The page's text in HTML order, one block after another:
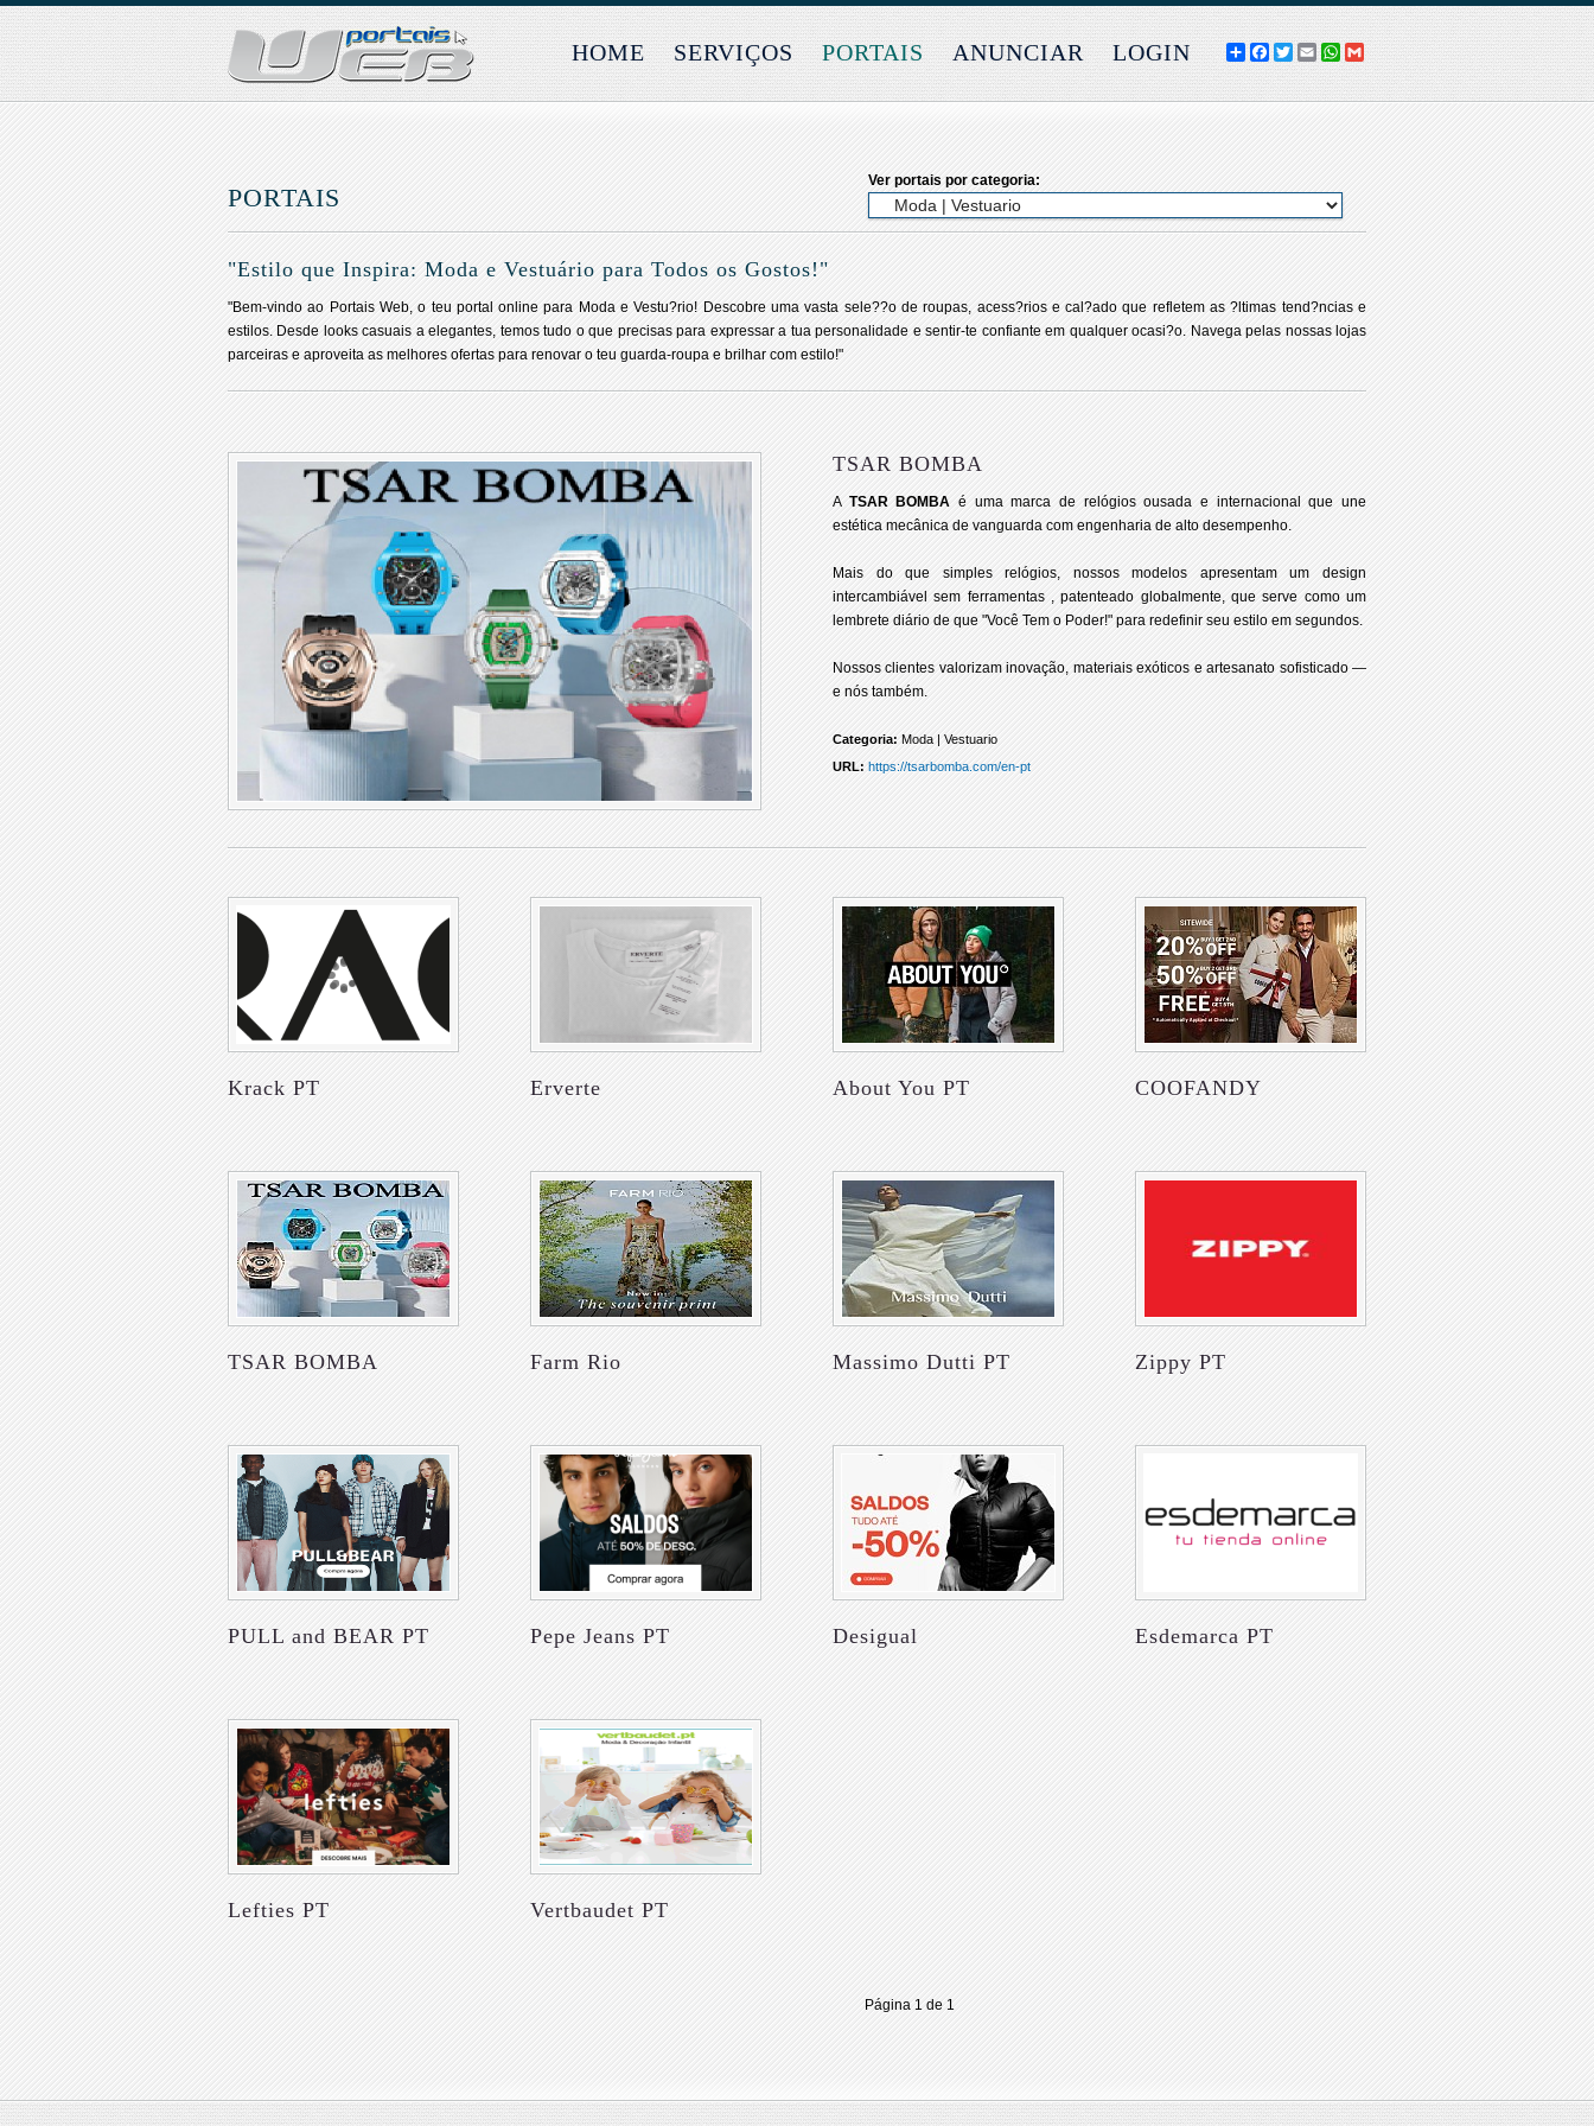
HOME SERVIÇOS PORTAIS ANUNCIAR LOGIN COMPARTILHE
FACEBOOK
TWITTER
EMAIL
WHATSAPP
GMAIL
PORTAIS
Ver portais por categoria:
"Estilo que Inspira: Moda e Vestuário para Todos os Gostos!"
"Bem-vindo ao Portais Web, o teu portal online para Moda e Vestu?rio! Descobre uma vasta sele??o de roupas, acess?rios e cal?ado que refletem as ?ltimas tend?ncias e
estilos. Desde looks casuais a elegantes, temos tudo o que precisas para expressar a tua personalidade e sentir-te confiante em qualquer ocasi?o. Navega pelas nossas lojas
parceiras e aproveita as melhores ofertas para renovar o teu guarda-roupa e brilhar com estilo!"
TSAR BOMBA
A TSAR BOMBAé uma marca de relógios ousada e internacional que une
estética mecânica de vanguarda com engenharia de alto desempenho.
Mais do que simples relógios, nossos modelos apresentam um design
intercambiável sem ferramentas , patenteado globalmente, que serve como um
lembrete diário de que "Você Tem o Poder!" para redefinir seu estilo em segundos.
Nossos clientes valorizam inovação, materiais exóticos e artesanato sofisticado —
e nós também.
Categoria: Moda | Vestuario
URL: https://tsarbomba.com/en-pt
Krack PT Erverte About You PT COOFANDY
TSAR BOMBA Farm Rio Massimo Dutti PT Zippy PT
PULL and BEAR PT Pepe Jeans PT Desigual Esdemarca PT
Lefties PT Vertbaudet PT
Página 1 de 1